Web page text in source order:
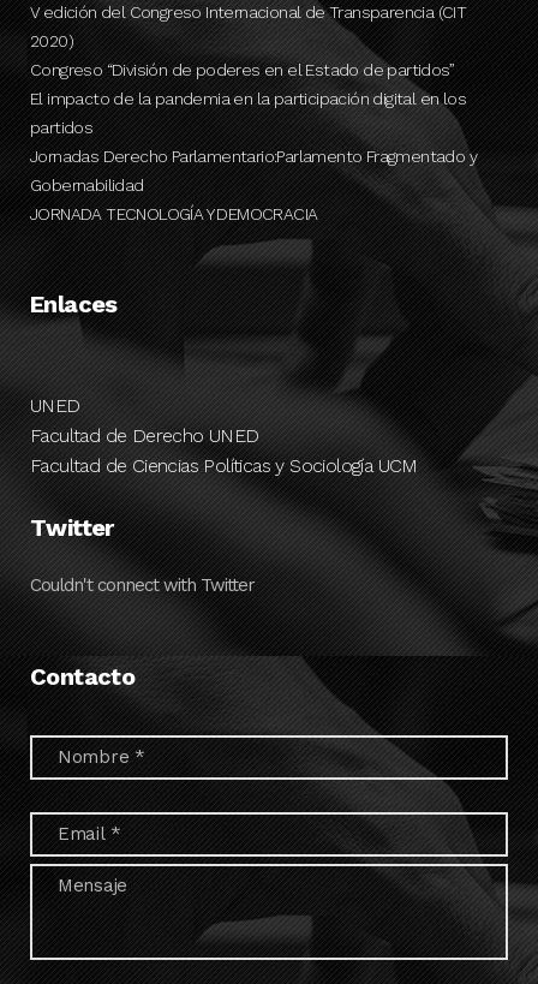
V edición del Congreso Internacional de Transparencia (CIT
2020)
Congreso “División de poderes en el Estado de partidos”
El impacto de la pandemia en la participación digital en los
partidos
Jornadas Derecho Parlamentario:Parlamento Fragmentado y
Gobernabilidad
JORNADA TECNOLOGÍA Y DEMOCRACIA
Enlaces
UNED
Facultad de Derecho UNED
Facultad de Ciencias Políticas y Sociología UCM
Twitter
Couldn't connect with Twitter
Contacto